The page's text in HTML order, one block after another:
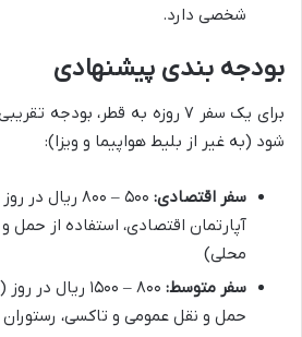
شخصی دارد.
بودجه بندی پیشنهادی
برای یک سفر ۷ روزه به قطر،
شود (به غیر از بلیط هواپیما و ویزا):
سفر اقتصادی:
۵۰۰ – ۸۰۰
آپارتمان اقتصادی، استفاده از حمل
محلی)
سفر متوسط:
۸۰۰ – ۱۵۰۰
حمل و نقل عمومی و تاکسی،